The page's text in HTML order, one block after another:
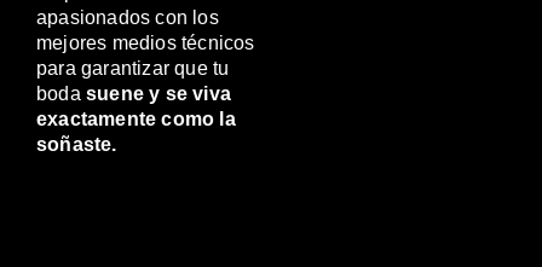
apasionados con los
mejores medios técnicos
para garantizar que tu
boda suene y se viva
exactamente como la
soñaste.